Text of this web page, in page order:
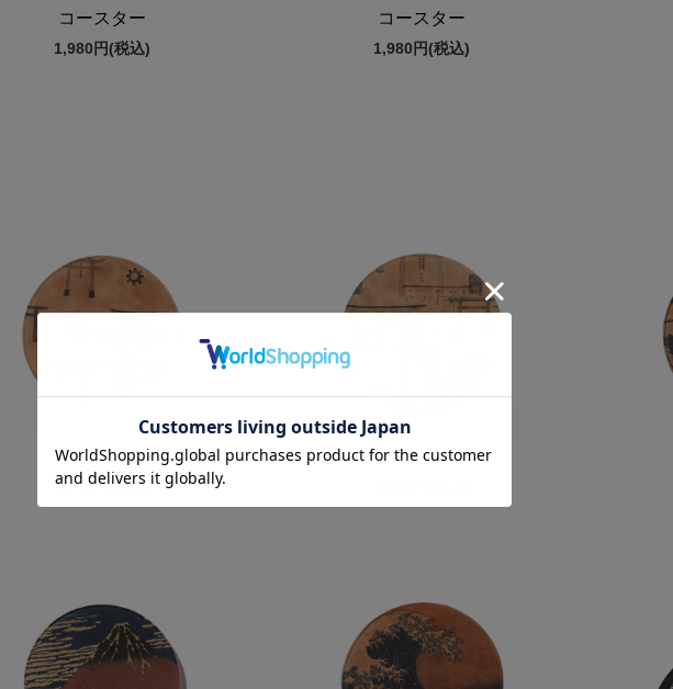
コースター
1,980円(税込)
コースター
1,980円(税込)
コースター
1,980円(税込)
コースター